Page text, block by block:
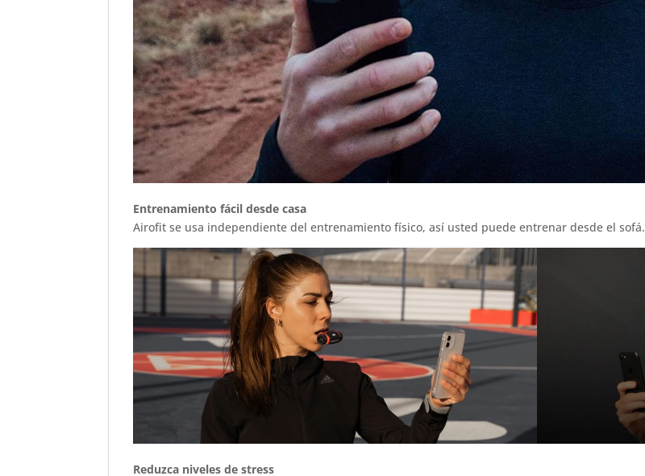
Entrenamiento fácil desde casa
Airofit se usa independiente del entrenamiento físico, así usted puede entrenar desde el sofá.
Reduzca niveles de stress